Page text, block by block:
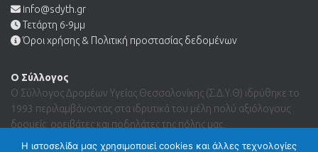
info@sdyth.gr
Τετάρτη 6-9μμ
Όροι χρήσης & Πολιτική προστασίας δεδομένων
Ο Σύλλογος
Ο Σύλλογος Δρομέων Υγείας Θεσσαλονίκης (Σ.Δ.Υ.Θ) ιδρύθηκε το
1993 περιλαμβάνοντας στα ιδρυτικά του μέλη πολύ αξιόλογους
δρομείς, ορειβάτες και ποδηλάτες της πόλης μας.
Η ιστοσελίδα μας χρησιμοποιεί cookies και άλλες τεχνολογίες